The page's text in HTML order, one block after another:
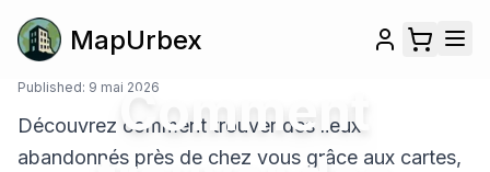
MapUrbex
Comment
Published: 9 mai 2026
Découvrez comment trouver des lieux
abandonnés près de chez vous grâce aux cartes,